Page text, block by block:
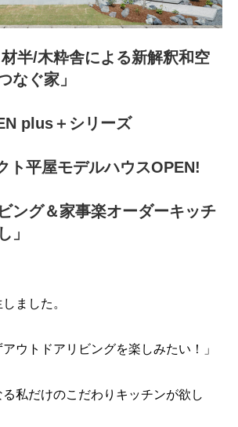
半/木粋舎による新解釈和空
なぐ家」
plus＋シリーズ
ト平屋モデルハウスOPEN!
ング＆家事楽オーダーキッチ
」
ました。
アウトドアリビングを楽しみたい！」
る私だけのこだわりキッチンが欲し